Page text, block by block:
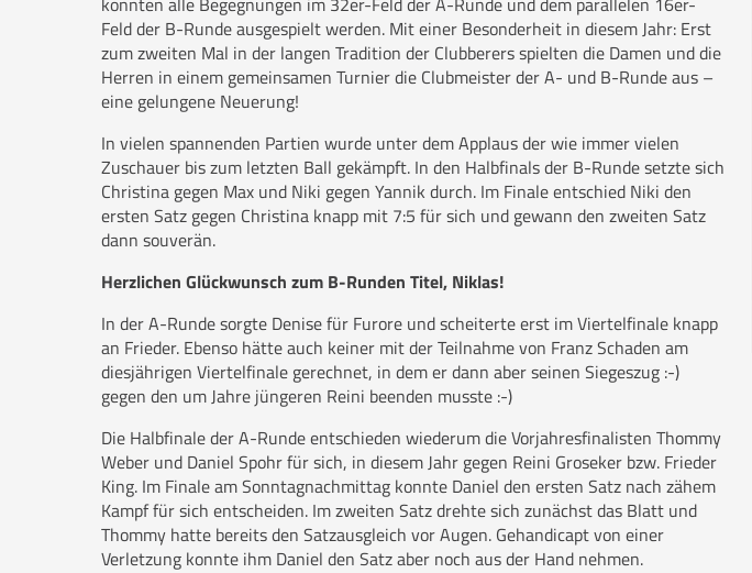
Feld der B-Runde ausgespielt werden. Mit einer Besonderheit in diesem Jahr: Erst
zum zweiten Mal in der langen Tradition der Clubberers spielten die Damen und die
Herren in einem gemeinsamen Turnier die Clubmeister der A- und B-Runde aus –
eine gelungene Neuerung!
In vielen spannenden Partien wurde unter dem Applaus der wie immer vielen
Zuschauer bis zum letzten Ball gekämpft. In den Halbfinals der B-Runde setzte sich
Christina gegen Max und Niki gegen Yannik durch. Im Finale entschied Niki den
ersten Satz gegen Christina knapp mit 7:5 für sich und gewann den zweiten Satz
dann souverän.
Herzlichen Glückwunsch zum B-Runden Titel, Niklas!
In der A-Runde sorgte Denise für Furore und scheiterte erst im Viertelfinale knapp
an Frieder. Ebenso hätte auch keiner mit der Teilnahme von Franz Schaden am
diesjährigen Viertelfinale gerechnet, in dem er dann aber seinen Siegeszug :-)
gegen den um Jahre jüngeren Reini beenden musste :-)
Die Halbfinale der A-Runde entschieden wiederum die Vorjahresfinalisten Thommy
Weber und Daniel Spohr für sich, in diesem Jahr gegen Reini Groseker bzw. Frieder
King. Im Finale am Sonntagnachmittag konnte Daniel den ersten Satz nach zähem
Kampf für sich entscheiden. Im zweiten Satz drehte sich zunächst das Blatt und
Thommy hatte bereits den Satzausgleich vor Augen. Gehandicapt von einer
Verletzung konnte ihm Daniel den Satz aber noch aus der Hand nehmen.